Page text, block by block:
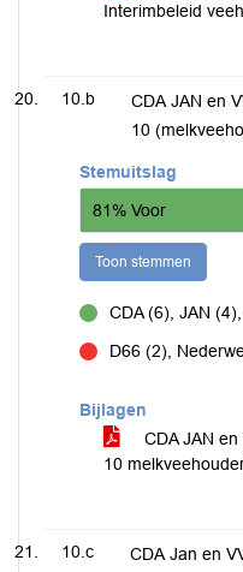
Interimbeleid
10.b
CDA JAN en
10
Stemuitslag
81% Voor
Toon stemmen
CDA (6), JAN
D66 (2),
Bijlagen
CDA JAN
10
10.c
CDA Jan en